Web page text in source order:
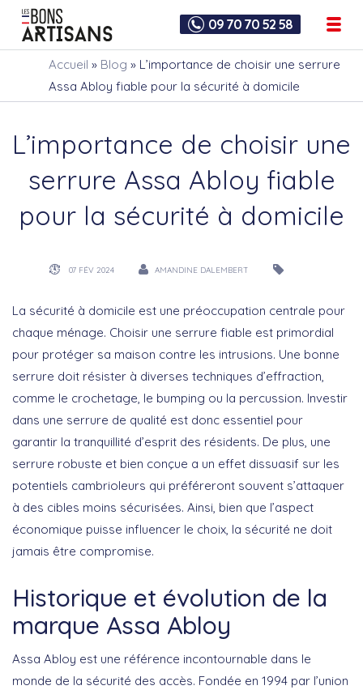
09 70 70 52 58
Accueil » Blog » L’importance de choisir une serrure
Assa Abloy fiable pour la sécurité à domicile
L’importance de choisir une
serrure Assa Abloy fiable
pour la sécurité à domicile
07 FÉV 2024 AMANDINE DALEMBERT
La sécurité à domicile est une préoccupation centrale pour
chaque ménage. Choisir une serrure fiable est primordial
pour protéger sa maison contre les intrusions. Une bonne
serrure doit résister à diverses techniques d’effraction,
comme le crochetage, le bumping ou la percussion. Investir
dans une serrure de qualité est donc essentiel pour
garantir la tranquillité d’esprit des résidents. De plus, une
serrure robuste et bien conçue a un effet dissuasif sur les
potentiels cambrioleurs qui préféreront souvent s’attaquer
à des cibles moins sécurisées. Ainsi, bien que l’aspect
économique puisse influencer le choix, la sécurité ne doit
jamais être compromise.
Historique et évolution de la
marque Assa Abloy
Assa Abloy est une référence incontournable dans le
monde de la sécurité des accès. Fondée en 1994 par l’union